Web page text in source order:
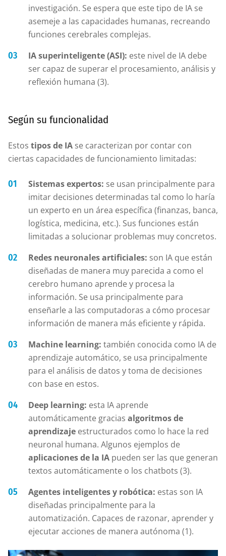
investigación. Se espera que este tipo de IA se
asemeje a las capacidades humanas, recreando
funciones cerebrales complejas.
IA superinteligente (ASI): este nivel de IA debe
ser capaz de superar el procesamiento, análisis y
reflexión humana (3).
Según su funcionalidad
Estos tipos de IA se caracterizan por contar con
ciertas capacidades de funcionamiento limitadas:
Sistemas expertos: se usan principalmente para
imitar decisiones determinadas tal como lo haría
un experto en un área específica (finanzas, banca,
logística, medicina, etc.). Sus funciones están
limitadas a solucionar problemas muy concretos.
Redes neuronales artificiales: son IA que están
diseñadas de manera muy parecida a como el
cerebro humano aprende y procesa la
información. Se usa principalmente para
enseñarle a las computadoras a cómo procesar
información de manera más eficiente y rápida.
Machine learning: también conocida como IA de
aprendizaje automático, se usa principalmente
para el análisis de datos y toma de decisiones
con base en estos.
Deep learning: esta IA aprende
automáticamente gracias algoritmos de
aprendizaje estructurados como lo hace la red
neuronal humana. Algunos ejemplos de
aplicaciones de la IA pueden ser las que generan
textos automáticamente o los chatbots (3).
Agentes inteligentes y robótica: estas son IA
diseñadas principalmente para la
automatización. Capaces de razonar, aprender y
ejecutar acciones de manera autónoma (1).